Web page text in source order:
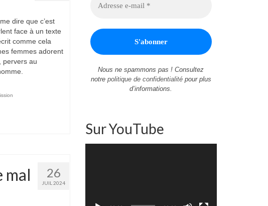
dire que c’est
face à un texte
comme cela
femmes adorent
pervers au
26
JUIL 2024
mal
Nous ne spammons pas ! Consultez
notre politique de confidentialitépour plus
d’informations.
Sur YouTube